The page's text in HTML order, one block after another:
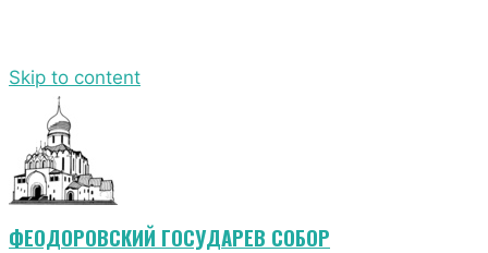
Skip to content
ФЕОДОРОВСКИЙ ГОСУДАРЕВ СОБОР